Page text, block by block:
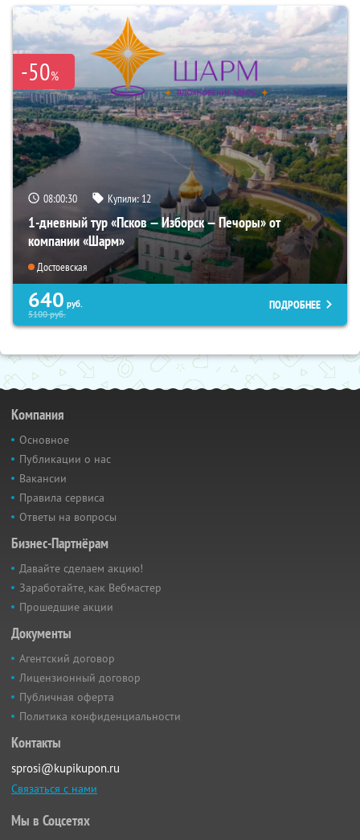
-50%
08:00:29 Купили:12
1-дневный тур «Псков — Изборск — Печоры» от
компании «Шарм»
Достоевская
640 руб.
5100руб.
ПОДРОБНЕЕ
Компания
Основное
Публикации о нас
Вакансии
Правила сервиса
Ответы на вопросы
Бизнес-Партнёрам
Давайте сделаем акцию!
Заработайте, как Вебмастер
Прошедшие акции
Документы
Агентский договор
Лицензионный договор
Публичная оферта
Политика конфиденциальности
Контакты
sprosi@kupikupon.ru
Связаться с нами
Мы в Соцсетях